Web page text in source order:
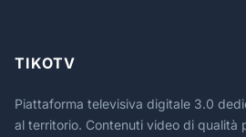
TIKOTV
Piattaforma televisiva digitale 3.0
al territorio. Contenuti video di qualità